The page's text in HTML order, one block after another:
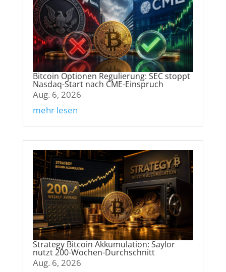
Bitcoin Optionen Regulierung: SEC stoppt
Nasdaq-Start nach CME-Einspruch
Aug. 6, 2026
mehr lesen
Strategy Bitcoin Akkumulation: Saylor
nutzt 200-Wochen-Durchschnitt
Aug. 6, 2026